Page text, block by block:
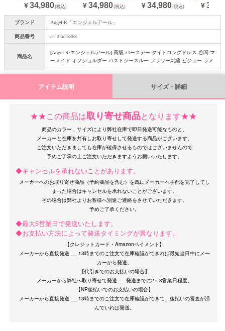
OriginalBrand
¥34,980(税込) ¥34,980(税込) ¥ 34,980(税込) ¥
ブランド Angel-R「エンジェルアール」
商品番号 ar-ld-ar25863
商品名
[Angel-R/エンジェルアール] 高級 バースデー タイトロングドレス 谷間 マ
ーメイド オフショルダー バストシースルー フラワー刺繍 ビジュー ラメ
アイテム説明 サイズ・詳細
★★この商品は取り寄せ商品となります★★
商品のカラー、サイズにより弊社在庫で即日発送可能なものと、
メーカーと在庫を共有しお取り寄せして発送する商品がございます。
ご注文いただきましても在庫が確保させるものではございませんので
◆キャンセルを承れないことがあります。
メーカーへのお取り寄せ商品（予約商品を含む）を既にメーカーへ手配を完了してし
まった場合はキャンセルを承れないことがございます。
その場合は弊社よりお客様へ別途ご連絡をさせていただきます。
◆最大5営業日で発送いたします。
◆お支払い方法によって発送タイミングが異なります。
【クレジットカード・Amazonペイメント】
メーカーから直接発送 __ 13時までのご注文で在庫確認ができれば最短当日中にメー
カーから発送。
【代引きでのお支払いの場合】
メーカーから弊社へ取り寄せて発送 __ 発送までに2～3営業日程度。
【NP後払いでのお支払いの場合】
メーカーから直接発送 __ 13時までのご注文で在庫確認ができて、後払いの審査が済